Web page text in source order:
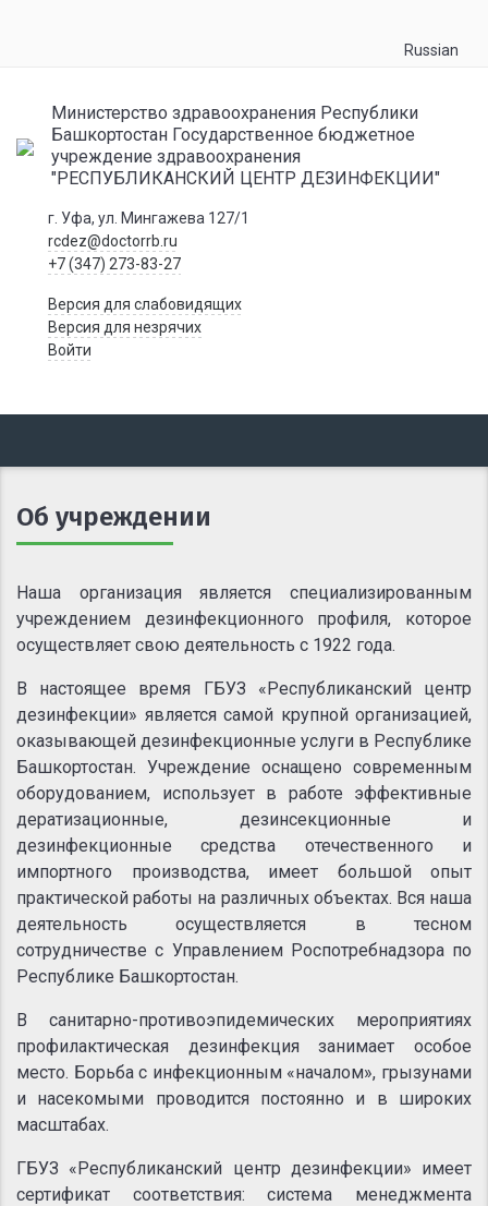
Russian
Министерство здравоохранения Республики
Башкортостан Государственное бюджетное
учреждение здравоохранения
"РЕСПУБЛИКАНСКИЙ ЦЕНТР ДЕЗИНФЕКЦИИ"
г. Уфа, ул. Мингажева 127/1
rcdez@doctorrb.ru
+7 (347) 273-83-27
Версия для слабовидящих
Версия для незрячих
Войти
Об учреждении
Наша организация является специализированным
учреждением дезинфекционного профиля, которое
осуществляет свою деятельность с 1922 года.
В настоящее время ГБУЗ «Республиканский центр
дезинфекции» является самой крупной организацией,
оказывающей дезинфекционные услуги в Республике
Башкортостан. Учреждение оснащено современным
оборудованием, использует в работе эффективные
дератизационные, дезинсекционные и
дезинфекционные средства отечественного и
импортного производства, имеет большой опыт
практической работы на различных объектах. Вся наша
деятельность осуществляется в тесном
сотрудничестве с Управлением Роспотребнадзора по
Республике Башкортостан.
В санитарно-противоэпидемических мероприятиях
профилактическая дезинфекция занимает особое
место. Борьба с инфекционным «началом», грызунами
и насекомыми проводится постоянно и в широких
масштабах.
ГБУЗ «Республиканский центр дезинфекции» имеет
сертификат соответствия: система менеджмента